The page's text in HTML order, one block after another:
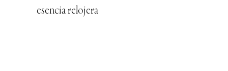
esencia relojera